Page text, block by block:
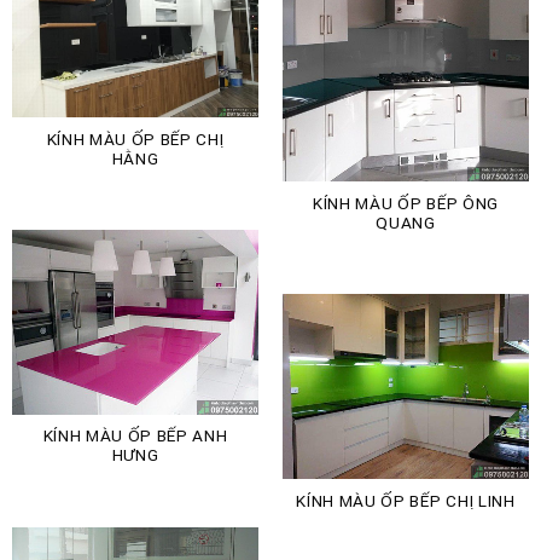
KÍNH MÀU ỐP BẾP CHỊ
HẰNG
KÍNH MÀU ỐP BẾP ÔNG
QUANG
KÍNH MÀU ỐP BẾP ANH
HƯNG
KÍNH MÀU ỐP BẾP CHỊ LINH